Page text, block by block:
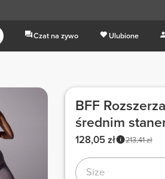
Czat na zywo Ulubione
BFF
średnim
213,41 zł
128,05 zł
Size